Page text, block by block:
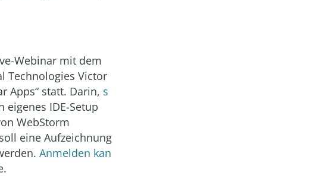
Webinar mit dem
Technologies Victor
Apps“ statt. Darin, s
eigenes IDE-Setup
WebStorm
eine Aufzeichnung
Anmelden kan